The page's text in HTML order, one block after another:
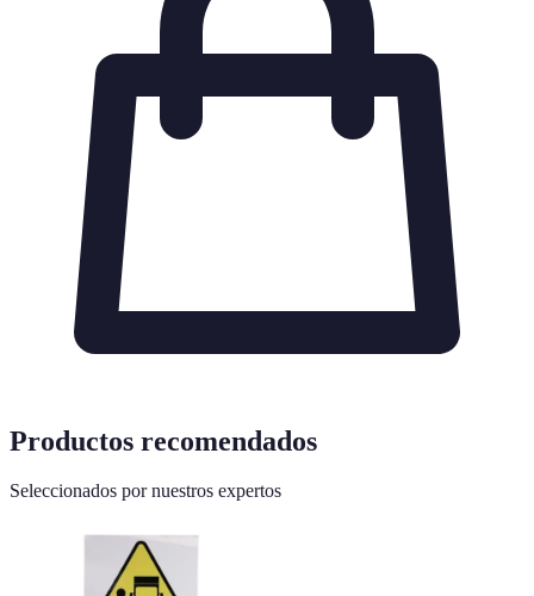
Productos recomendados
Seleccionados por nuestros expertos